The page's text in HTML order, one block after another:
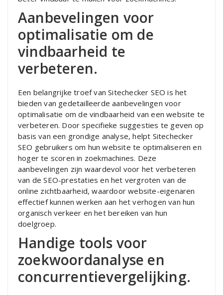
Aanbevelingen voor
optimalisatie om de
vindbaarheid te
verbeteren.
Een belangrijke troef van Sitechecker SEO is het
bieden van gedetailleerde aanbevelingen voor
optimalisatie om de vindbaarheid van een website te
verbeteren. Door specifieke suggesties te geven op
basis van een grondige analyse, helpt Sitechecker
SEO gebruikers om hun website te optimaliseren en
hoger te scoren in zoekmachines. Deze
aanbevelingen zijn waardevol voor het verbeteren
van de SEO-prestaties en het vergroten van de
online zichtbaarheid, waardoor website-eigenaren
effectief kunnen werken aan het verhogen van hun
organisch verkeer en het bereiken van hun
doelgroep.
Handige tools voor
zoekwoordanalyse en
concurrentievergelijking.